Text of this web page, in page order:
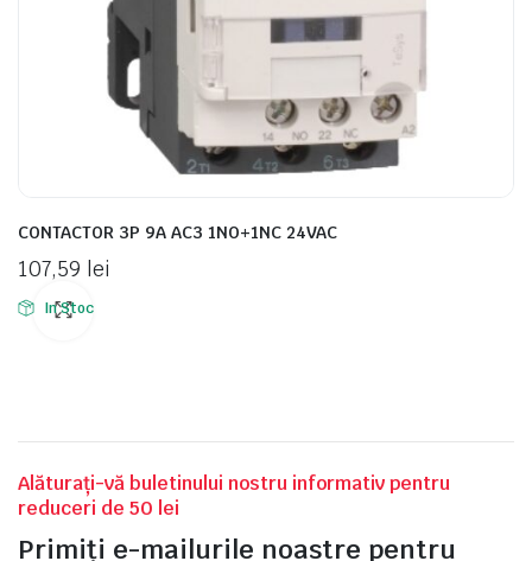
CONTACTOR 3P 9A AC3 1NO+1NC 24VAC
107,59 lei
In Stoc
Alăturați-vă buletinului nostru informativ pentru
reduceri de 50 lei
Primiți e-mailurile noastre pentru